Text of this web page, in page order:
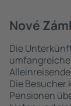
Nové
Die
Die Besucher
Pensionen